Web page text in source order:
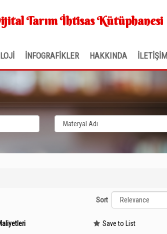
Tarım İhtisas Kütüphanesi
İNFOGRAFİKLER HAKKINDA İLETİŞİM
Sort
Save to List